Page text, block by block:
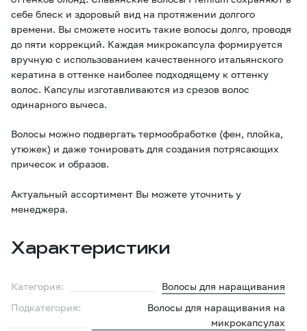
себе блеск и здоровый вид на протяжении долгого
времени. Вы сможете носить такие волосы долго, проводя
до пяти коррекций. Каждая микрокапсула формируется
вручную с использованием качественного итальянского
кератина в оттенке наиболее подходящему к оттенку
волос. Капсулы изготавливаются из срезов волос
одинарного вычеса.
Волосы можно подвергать термообработке (фен, плойка,
утюжек) и даже тонировать для создания потрясающих
причесок и образов.
Актуальный ассортимент Вы можете уточнить у
менеджера.
Характеристики
Категория:
Волосы для наращивания
Подкатегория:
Волосы для наращивания на
микрокапсулах